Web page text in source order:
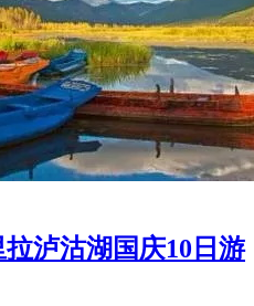
泸沽湖国庆10日游